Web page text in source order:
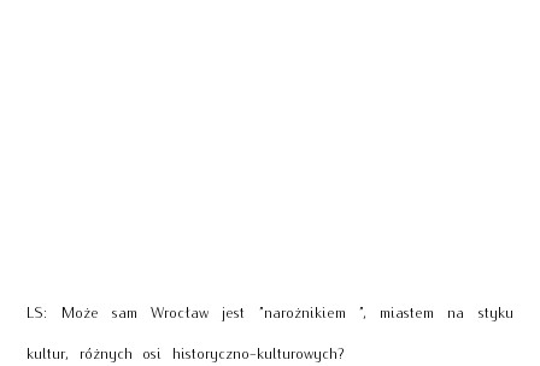
LS: Może sam Wrocław jest ”narożnikiem ”, miastem na styku
kultur, różnych osi historyczno-kulturowych?